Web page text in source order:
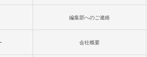
編集部へのご連絡
会社概要